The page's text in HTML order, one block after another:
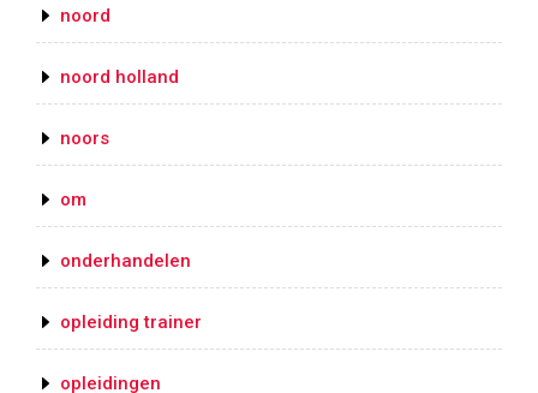
noord
noord holland
noors
om
onderhandelen
opleiding trainer
opleidingen